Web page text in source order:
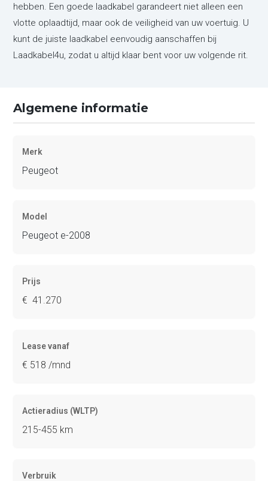
hebben. Een goede laadkabel garandeert niet alleen een
vlotte oplaadtijd, maar ook de veiligheid van uw voertuig. U
kunt de juiste laadkabel eenvoudig aanschaffen bij
Laadkabel4u, zodat u altijd klaar bent voor uw volgende rit.
Algemene informatie
Merk
Peugeot
Model
Peugeot e-2008
Prijs
€ 41.270
Lease vanaf
€ 518 /mnd
Actieradius (WLTP)
215-455 km
Verbruik